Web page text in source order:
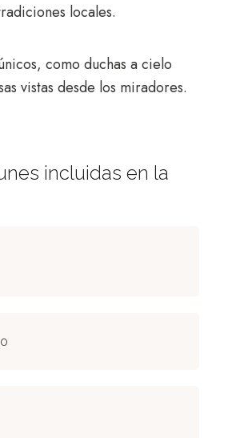
locales.
como duchas a cielo
vistas desde los miradores.
incluidas en la